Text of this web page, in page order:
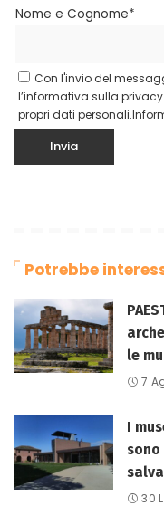
Nome e Cognome*
Con l'invio del
l’informativa sulla
propri dati personali.
Potrebbe
le
7
I
30